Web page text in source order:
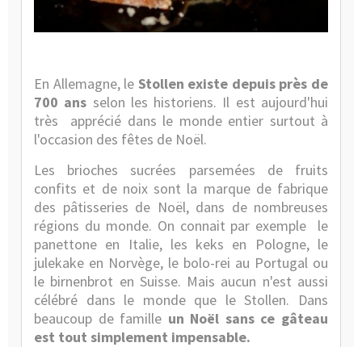
En Allemagne, le Stollen existe depuis près de
700 ans selon les historiens. Il est aujourd'hui
très
apprécié dans le monde entier surtout à
l'occasion des fêtes de Noël.
Les brioches sucrées parsemées de fruits
confits et de noix sont la marque de fabrique
des pâtisseries de Noël, dans de nombreuses
régions du monde. On connait par exemple
le
panettone en Italie, les keks en Pologne, le
julekake en Norvège, le bolo-rei au Portugal ou
le birnenbrot en Suisse. Mais aucun n'est aussi
célébré dans le monde que le Stollen. Dans
beaucoup de famille un Noël sans ce gâteau
est tout simplement impensable.